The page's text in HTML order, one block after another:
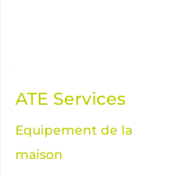
ATE Services
Equipement de la
maison